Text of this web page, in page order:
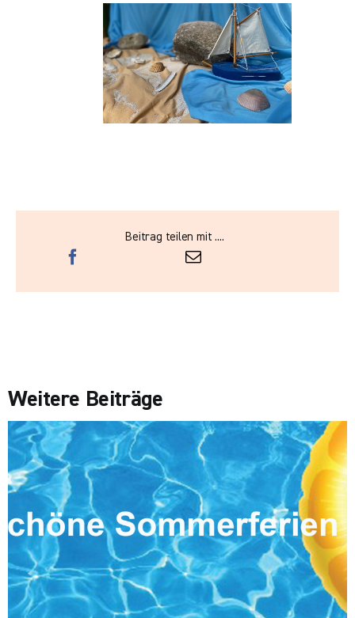
Beitrag teilen mit ....
Weitere Beiträge